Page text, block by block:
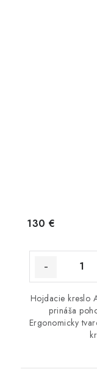
130 €
Hojdacie kreslo
prináša
Ergonomicky